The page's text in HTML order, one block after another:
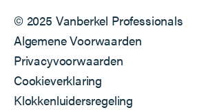
© 2025 Vanberkel Professionals
Algemene Voorwaarden
Privacyvoorwaarden
Cookieverklaring
Klokkenluidersregeling